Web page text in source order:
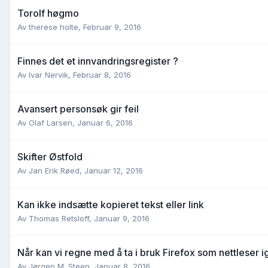
Torolf høgmo
Avtherese holte, Februar 9, 2016
Finnes det et innvandringsregister ?
Av Ivar Nervik, Februar 8, 2016
Avansert personsøk gir feil
Av Olaf Larsen, Januar 6, 2016
Skifter Østfold
Av Jan Erik Røed, Januar 12, 2016
Kan ikke indsætte kopieret tekst eller link
Av Thomas Retsloff, Januar 9, 2016
Når kan vi regne med å ta i bruk Firefox som nettleser
Av Jørgen M. Steen, Januar 8, 2016